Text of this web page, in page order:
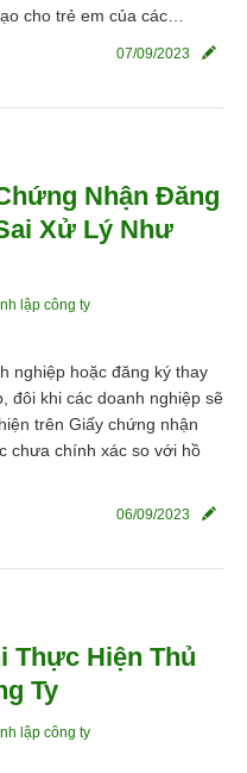
cho trẻ em của các…
07/09/2023
Nhận Đăng
Xử Lý Như
lập công ty
nghiệp hoặc đăng ký thay
đôi khi các doanh nghiệp sẽ
trên Giấy chứng nhận
chưa chính xác so với hồ
06/09/2023
Thực Hiện Thủ
Ty
lập công ty